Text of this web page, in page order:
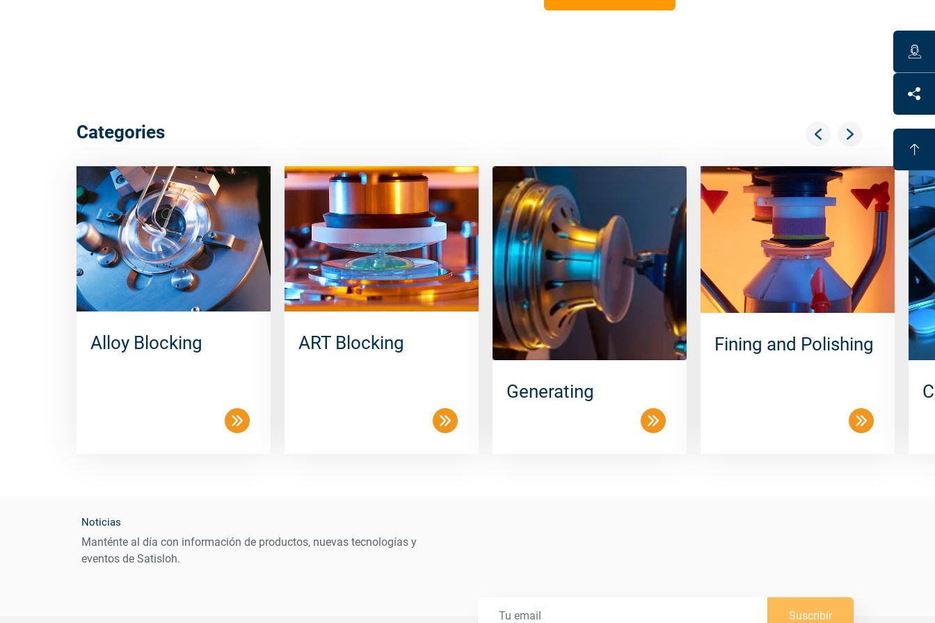
Categories
Alloy Blocking ART Blocking
Generating
Fining and Polishing
Noticias
Manténte al día con información de productos, nuevas tecnologías y
eventos de Satisloh.
Suscribir